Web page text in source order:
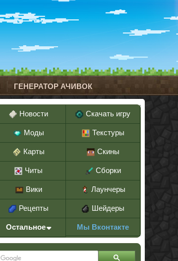
ГЕНЕРАТОР АЧИВОК
Новости Скачать игру
Моды Текстуры
Карты Скины
Читы Сборки
Вики Лаунчеры
Рецепты Шейдеры
Остальное Мы Вконтакте